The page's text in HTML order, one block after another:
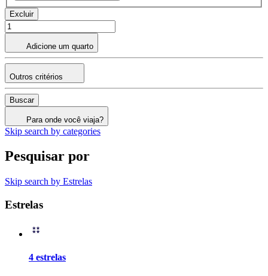
Excluir
Adicione um quarto
Outros critérios
Buscar
Para onde você viaja?
Skip search by categories
Pesquisar por
Skip search by Estrelas
Estrelas
4 estrelas